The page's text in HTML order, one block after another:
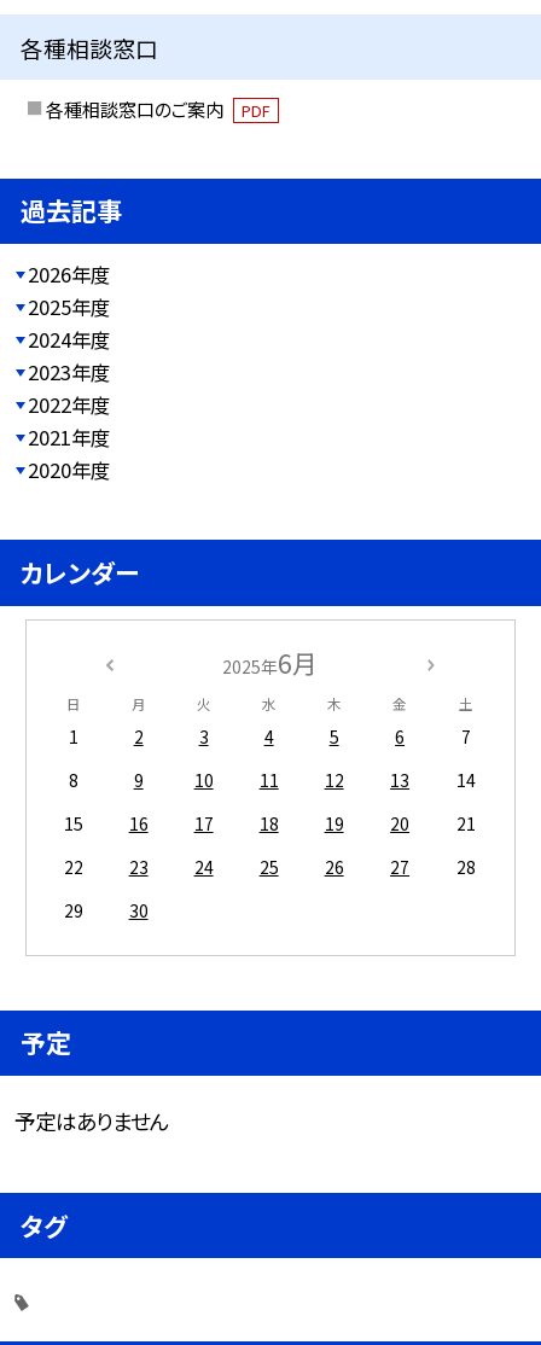
各種相談窓口
各種相談窓口のご案内 PDF
過去記事
2026年度
2025年度
2024年度
2023年度
2022年度
2021年度
2020年度
カレンダー
2025年6月
日 月 火 水 木 金 土
1 2 3 4 5 6
7
8
9 10 11 12 13
14
15
16 17 18 19 20
21
22
23 24 25 26 27
28
29
30
予定
予定はありません
タグ